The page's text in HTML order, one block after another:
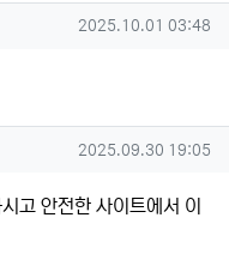
작성일
2025.10.01 03:48
작성일
2025.09.30 19:05
고 안전한 사이트에서 이